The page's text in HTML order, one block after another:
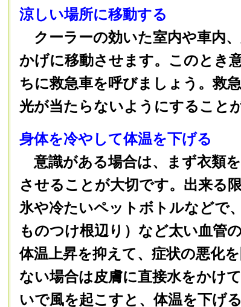
涼しい場所に移動する
クーラーの効いた室内や車内
かげに移動させます。このとき
ちに救急車を呼びましょう。救
光が当たらないようにすること
身体を冷やして体温を下げる
意識がある場合は、まず衣類
させることが大切です。出来る
氷や冷たいペットボトルなどで
ものつけ根辺り）など太い血管
体温上昇を抑えて、症状の悪化
ない場合は皮膚に直接水をかけ
いで風を起こすと、体温を下げ